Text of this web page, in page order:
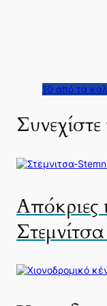
10 από τα
Απόκριες